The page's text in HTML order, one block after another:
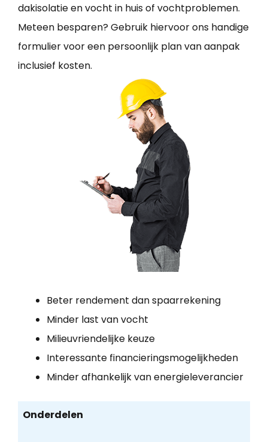
dakisolatie en vocht in huis of vochtproblemen.
Meteen besparen? Gebruik hiervoor ons handige
formulier voor een persoonlijk plan van aanpak
inclusief kosten.
Beter rendement dan spaarrekening
Minder last van vocht
Milieuvriendelijke keuze
Interessante financieringsmogelijkheden
Minder afhankelijk van energieleverancier
Onderdelen